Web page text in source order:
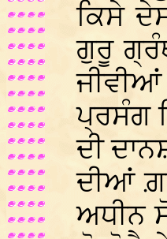
ਕਿਸੇ
ਗੁਰੂ
ਪ੍ਰਸੰਗ
ਦੀ
ਦੀਆਂ
ਅਧੀਨ